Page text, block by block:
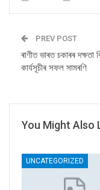
PREV POST
ৰাণীত ভাৰত চকাৰৰ দক্ষতা
কাৰ্যসূচীৰ সফল সামৰণি
You Might Also
UNCATEGORIZED